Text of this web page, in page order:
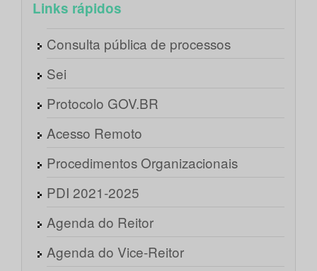
Links rápidos
Consulta pública de processos
Sei
Protocolo GOV.BR
Acesso Remoto
Procedimentos Organizacionais
PDI 2021-2025
Agenda do Reitor
Agenda do Vice-Reitor